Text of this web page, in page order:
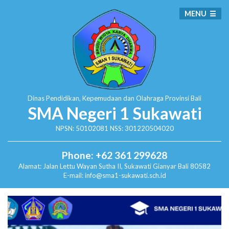
Dinas Pendidikan, Kepemudaan dan Olahraga Provinsi Bali
SMA Negeri 1 Sukawati
NPSN: 50102081 NSS: 301220504020
Phone: +62 361 299628
Alamat: Jalan Lettu Wayan Sutha II, SukawatiGianyar Bali 80582
E-mail: info@sma1-sukawati.sch.id
MENU